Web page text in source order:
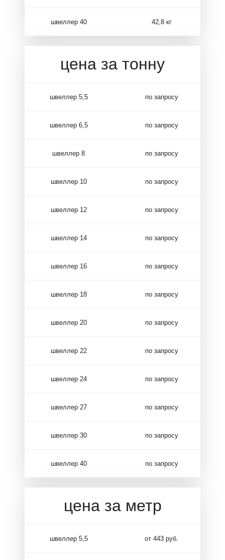
швеллер 40 42,8 кг
цена за тонну
швеллер 5,5 по запросу
швеллер 6,5 по запросу
швеллер 8 по запросу
швеллер 10 по запросу
швеллер 12 по запросу
швеллер 14 по запросу
швеллер 16 по запросу
швеллер 18 по запросу
швеллер 20 по запросу
швеллер 22 по запросу
швеллер 24 по запросу
швеллер 27 по запросу
швеллер 30 по запросу
швеллер 40 по запросу
цена за метр
швеллер 5,5 от 443 руб.